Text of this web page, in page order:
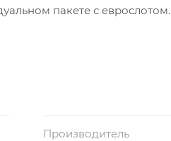
пакете с еврослотом.
Производитель